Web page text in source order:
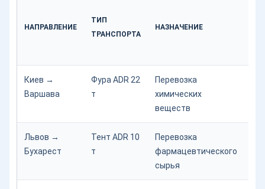
НАПРАВЛЕНИЕ
ТИП
ТРАНСПОРТА
НАЗНАЧЕНИЕ
Киев →
Варшава
Фура ADR 22
т
Перевозка
химических
веществ
Львов →
Бухарест
Тент ADR 10
т
Перевозка
фармацевтического
сырья